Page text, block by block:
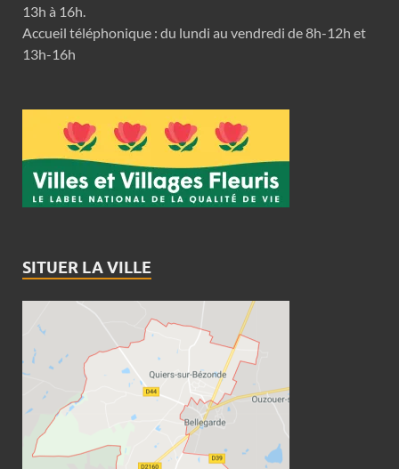
13h à 16h.
Accueil téléphonique : du lundi au vendredi de 8h-12h et
13h-16h
SITUER LA VILLE